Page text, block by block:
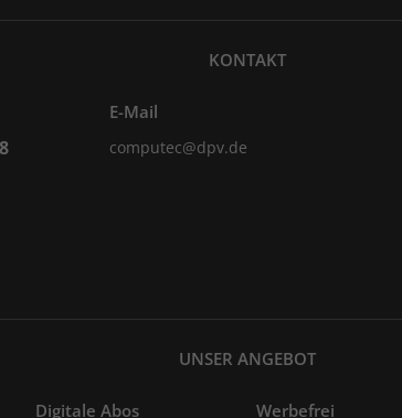
KONTAKT
E-Mail
computec@dpv.de
UNSER ANGEBOT
Digitale Abos Werbefrei